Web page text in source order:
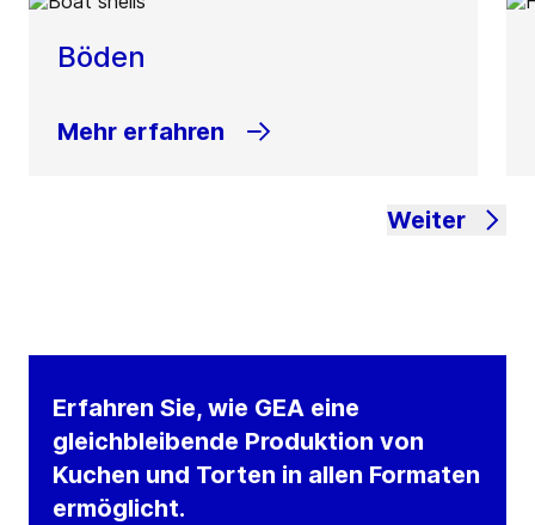
Böden
Mehr erfahren
Weiter
Erfahren Sie, wie GEA eine
gleichbleibende Produktion von
Kuchen und Torten in allen Formaten
ermöglicht.